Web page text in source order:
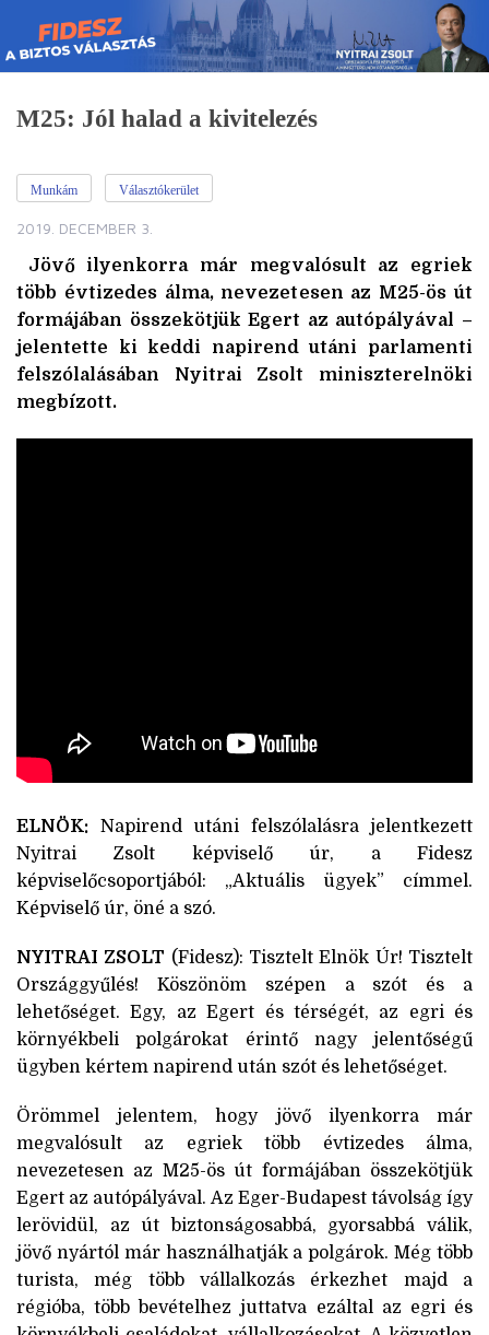
Skip
to
content
M25: Jól halad a kivitelezés
Munkám Választókerület
2019. DECEMBER 3.
Jövő ilyenkorra már megvalósult az egriek
több évtizedes álma, nevezetesen az M25-ös út
formájában összekötjük Egert az autópályával –
jelentette ki keddi napirend utáni parlamenti
felszólalásában Nyitrai Zsolt miniszterelnöki
megbízott.
ELNÖK: Napirend utáni felszólalásra jelentkezett
Nyitrai Zsolt képviselő úr, a Fidesz
képviselőcsoportjából: „Aktuális ügyek” címmel.
Képviselő úr, öné a szó.
NYITRAI ZSOLT (Fidesz): Tisztelt Elnök Úr! Tisztelt
Országgyűlés! Köszönöm szépen a szót és a
lehetőséget. Egy, az Egert és térségét, az egri és
környékbeli polgárokat érintő nagy jelentőségű
ügyben kértem napirend után szót és lehetőséget.
Örömmel jelentem, hogy jövő ilyenkorra már
megvalósult az egriek több évtizedes álma,
nevezetesen az M25-ös út formájában összekötjük
Egert az autópályával. Az Eger-Budapest távolság így
lerövidül, az út biztonságosabbá, gyorsabbá válik,
jövő nyártól már használhatják a polgárok. Még több
turista, még több vállalkozás érkezhet majd a
régióba, több bevételhez juttatva ezáltal az egri és